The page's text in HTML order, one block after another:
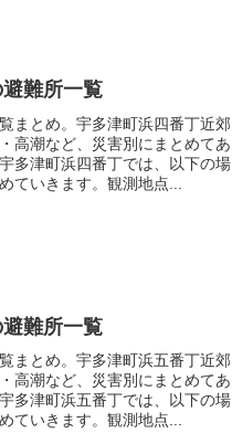
難所一覧
まとめ。宇多津町浜四番丁近郊
高潮など、災害別にまとめてあ
多津町浜四番丁では、以下の場
ていきます。観測地点...
難所一覧
まとめ。宇多津町浜五番丁近郊
高潮など、災害別にまとめてあ
多津町浜五番丁では、以下の場
ていきます。観測地点...